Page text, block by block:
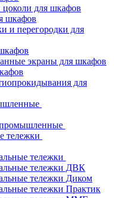
цоколи для шкафов
шкафов
и перегородки для
экраны для шкафов
для
тележки
тележки
тележки ДВК
тележки Диком
тележки Практик